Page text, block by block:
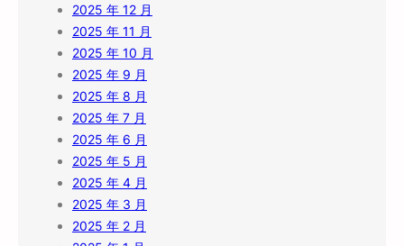
2025 年 12 月
2025 年 11 月
2025 年 10 月
2025 年 9 月
2025 年 8 月
2025 年 7 月
2025 年 6 月
2025 年 5 月
2025 年 4 月
2025 年 3 月
2025 年 2 月